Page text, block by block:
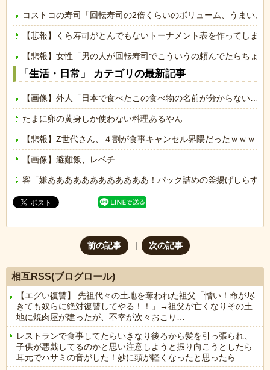
コストコの寿司「回転寿司の2倍くらいのボリューム、うまい
【悲報】くら寿司がとんでもないトーナメント表を作ってしま
【悲報】女性「男の人が回転寿司でこういうの頼んでたらちょ
「生活・日常」 カテゴリの最新記事
【画像】外人「日本で食べたこの食べ物の名前が分からない…
たまに卵の黄身しか使わない料理あるやん
【悲報】Z世代さん、４割が食事キャンセル界隈だったｗｗｗｗ
【画像】避難飯、レベチ
客「嫌ああああああああああああ！パック詰めの釜揚げしらす
前の記事 次の記事
相互RSS(ブログロール)
【エグい復讐】 先祖代々の土地を奪われた祖父「憎い！命が尽
きても奴らに絶対復讐してやる！！」→祖父が亡くなりその土
地に焼肉屋が建ったが、不幸が次々おこり…
レストランで食事してたらいきなり後ろから髪を引っ張られ、
子供が悪戯してるのかと思い注意しようと振り向こうとしたら
耳元でハサミの音がした！妙に頭が軽くなったと思ったら…